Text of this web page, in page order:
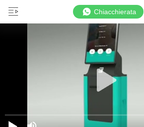
Chiacchierata